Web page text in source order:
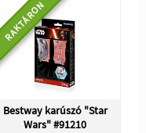
RAKTÁRON
Bestway karúszó "Star
Wars" #91210